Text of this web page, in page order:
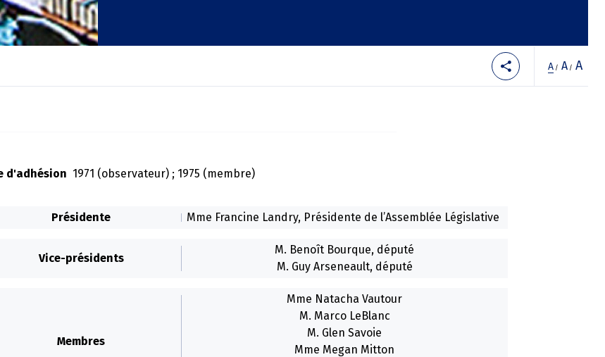
A / A / A
d'adhésion 1971 (observateur) ; 1975 (membre)
Présidente Mme Francine Landry, Présidente de l’Assemblée Législative
Vice-présidents
M. Benoît Bourque, député
M. Guy Arseneault, député
Membres
Mme Natacha Vautour
M. Marco LeBlanc
M. Glen Savoie
Mme Megan Mitton